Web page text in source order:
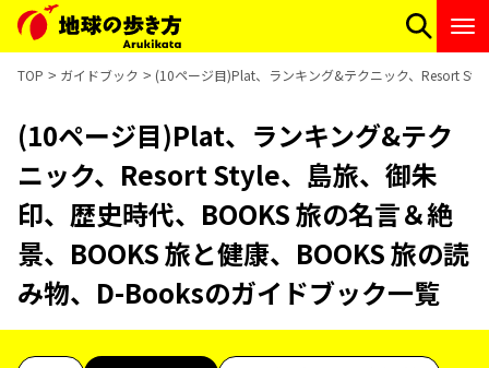
TOP ガイドブック (10ページ目)Plat、ランキング&テクニック、Resort
(10ページ目)Plat、ランキング&テク
ニック、Resort Style、島旅、御朱
印、歴史時代、BOOKS 旅の名言＆絶
景、BOOKS 旅と健康、BOOKS 旅の読
み物、D-Booksのガイドブック一覧